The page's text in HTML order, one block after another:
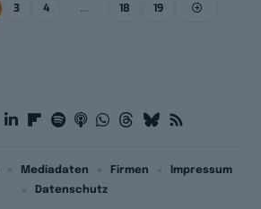
3 4 … 18 19
Mediadaten Firmen
Impressum
Datenschutz